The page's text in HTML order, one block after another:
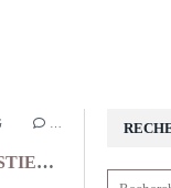
PAUPIETTES DE DINDE FORESTIERES GRATINEES